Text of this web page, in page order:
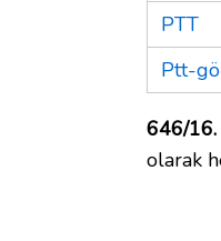
PTT
Ptt-
646/16.
olarak